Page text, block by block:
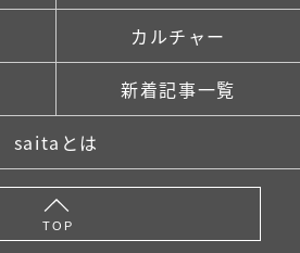
カルチャー
新着記事一覧
saitaとは
TOP